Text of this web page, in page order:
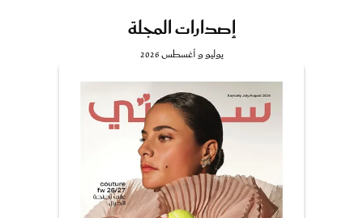
إصدارات المجلة
يوليو و أغسطس 2026